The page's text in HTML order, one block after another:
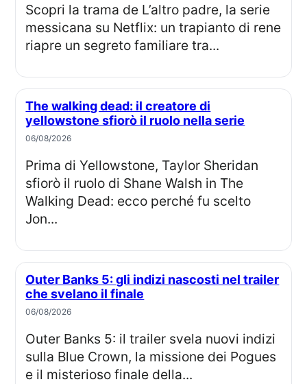
Scopri la trama de L’altro padre, la serie
messicana su Netflix: un trapianto di rene
riapre un segreto familiare tra...
The walking dead: il creatore di
yellowstone sfiorò il ruolo nella serie
06/08/2026
Prima di Yellowstone, Taylor Sheridan
sfiorò il ruolo di Shane Walsh in The
Walking Dead: ecco perché fu scelto
Jon...
Outer Banks 5: gli indizi nascosti nel trailer
che svelano il finale
06/08/2026
Outer Banks 5: il trailer svela nuovi indizi
sulla Blue Crown, la missione dei Pogues
e il misterioso finale della...